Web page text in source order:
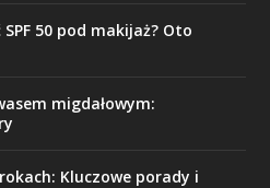
50 pod makijaż? Oto
migdałowym:
Kluczowe porady i